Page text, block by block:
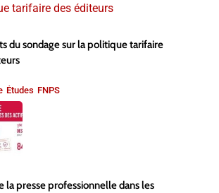
du sondage sur la politique tarifaire
la presse professionnelle dans les
Études FNPS